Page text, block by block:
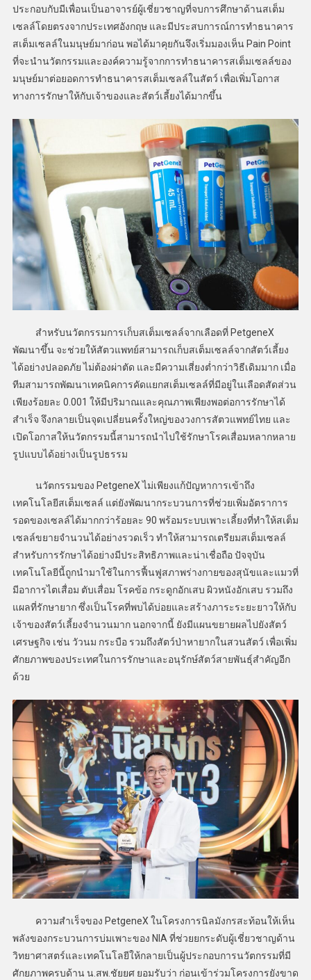
ประกอบกับมีเพื่อนเป็นอาจารย์ผู้เชี่ยวชาญที่จบการศึกษาด้านสเต็ม
เซลล์โดยตรงจากประเทศอังกฤษ และมีประสบการณ์การทำธนาคาร
สเต็มเซลล์ในมนุษย์มาก่อน พอได้มาคุยกันจึงเริ่มมองเห็น Pain Point
ที่จะนำนวัตกรรมและองค์ความรู้จากการทำธนาคารสเต็มเซลล์ของ
มนุษย์มาต่อยอดการทำธนาคารสเต็มเซลล์ในสัตว์ เพื่อเพิ่มโอกาส
ทางการรักษาให้กับเจ้าของและสัตว์เลี้ยงได้มากขึ้น
สำหรับนวัตกรรมการเก็บสเต็มเซลล์จากเลือดที่ PetgeneX
พัฒนาขึ้น จะช่วยให้สัตวแพทย์สามารถเก็บสเต็มเซลล์จากสัตว์เลี้ยง
ได้อย่างปลอดภัย ไม่ต้องผ่าตัด และมีความเสี่ยงต่ำกว่าวิธีเดิมมาก เมื่อ
ทีมสามารถพัฒนาเทคนิคการคัดแยกสเต็มเซลล์ที่มีอยู่ในเลือดสัดส่วน
เพียงร้อยละ 0.001 ให้มีปริมาณและคุณภาพเพียงพอต่อการรักษาได้
สำเร็จ จึงกลายเป็นจุดเปลี่ยนครั้งใหญ่ของวงการสัตวแพทย์ไทย และ
เปิดโอกาสให้นวัตกรรมนี้สามารถนำไปใช้รักษาโรคเสื่อมหลากหลาย
รูปแบบได้อย่างเป็นรูปธรรม
นวัตกรรมของ PetgeneX ไม่เพียงแก้ปัญหาการเข้าถึง
เทคโนโลยีสเต็มเซลล์ แต่ยังพัฒนากระบวนการที่ช่วยเพิ่มอัตราการ
รอดของเซลล์ได้มากกว่าร้อยละ 90 พร้อมระบบเพาะเลี้ยงที่ทำให้สเต็ม
เซลล์ขยายจำนวนได้อย่างรวดเร็ว ทำให้สามารถเตรียมสเต็มเซลล์
สำหรับการรักษาได้อย่างมีประสิทธิภาพและน่าเชื่อถือ ปัจจุบัน
เทคโนโลยีนี้ถูกนำมาใช้ในการฟื้นฟูสภาพร่างกายของสุนัขและแมวที่
มีอาการไตเสื่อม ตับเสื่อม โรคข้อ กระดูกอักเสบ ผิวหนังอักเสบ รวมถึง
แผลที่รักษายาก ซึ่งเป็นโรคที่พบได้บ่อยและสร้างภาระระยะยาวให้กับ
เจ้าของสัตว์เลี้ยงจำนวนมาก นอกจากนี้ ยังมีแผนขยายผลไปยังสัตว์
เศรษฐกิจ เช่น วัวนม กระบือ รวมถึงสัตว์ป่าหายากในสวนสัตว์ เพื่อเพิ่ม
ศักยภาพของประเทศในการรักษาและอนุรักษ์สัตว์สายพันธุ์สำคัญอีก
ด้วย
ความสำเร็จของ PetgeneX ในโครงการนิลมังกรสะท้อนให้เห็น
พลังของกระบวนการบ่มเพาะของ NIA ที่ช่วยยกระดับผู้เชี่ยวชาญด้าน
วิทยาศาสตร์และเทคโนโลยีให้กลายเป็นผู้ประกอบการนวัตกรรมที่มี
ศักยภาพครบด้าน น.สพ.ชัยยศ ยอมรับว่า ก่อนเข้าร่วมโครงการยังขาด